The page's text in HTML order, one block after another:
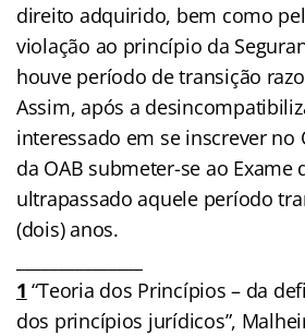
direito adquirido, bem como
violação ao princípio da
houve período de transição
Assim, após a
interessado em se inscrever no
da OAB submeter-se ao Exame
ultrapassado aquele período
(dois) anos.
1 “Teoria dos Princípios – da
dos princípios jurídicos”,